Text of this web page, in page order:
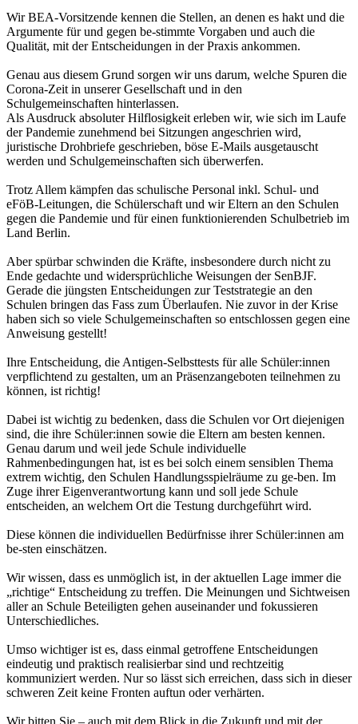
Wir BEA-Vorsitzende kennen die Stellen, an denen es hakt und die
Argumente für und gegen be-stimmte Vorgaben und auch die
Qualität, mit der Entscheidungen in der Praxis ankommen.
Genau aus diesem Grund sorgen wir uns darum, welche Spuren die
Corona-Zeit in unserer Gesellschaft und in den
Schulgemeinschaften hinterlassen.
Als Ausdruck absoluter Hilflosigkeit erleben wir, wie sich im Laufe
der Pandemie zunehmend bei Sitzungen angeschrien wird,
juristische Drohbriefe geschrieben, böse E-Mails ausgetauscht
werden und Schulgemeinschaften sich überwerfen.
Trotz Allem kämpfen das schulische Personal inkl. Schul- und
eFöB-Leitungen, die Schülerschaft und wir Eltern an den Schulen
gegen die Pandemie und für einen funktionierenden Schulbetrieb im
Land Berlin.
Aber spürbar schwinden die Kräfte, insbesondere durch nicht zu
Ende gedachte und widersprüchliche Weisungen der SenBJF.
Gerade die jüngsten Entscheidungen zur Teststrategie an den
Schulen bringen das Fass zum Überlaufen. Nie zuvor in der Krise
haben sich so viele Schulgemeinschaften so entschlossen gegen eine
Anweisung gestellt!
Ihre Entscheidung, die Antigen-Selbsttests für alle Schüler:innen
verpflichtend zu gestalten, um an Präsenzangeboten teilnehmen zu
können, ist richtig!
Dabei ist wichtig zu bedenken, dass die Schulen vor Ort diejenigen
sind, die ihre Schüler:innen sowie die Eltern am besten kennen.
Genau darum und weil jede Schule individuelle
Rahmenbedingungen hat, ist es bei solch einem sensiblen Thema
extrem wichtig, den Schulen Handlungsspielräume zu ge-ben. Im
Zuge ihrer Eigenverantwortung kann und soll jede Schule
entscheiden, an welchem Ort die Testung durchgeführt wird.
Diese können die individuellen Bedürfnisse ihrer Schüler:innen am
be-sten einschätzen.
Wir wissen, dass es unmöglich ist, in der aktuellen Lage immer die
„richtige“ Entscheidung zu treffen. Die Meinungen und Sichtweisen
aller an Schule Beteiligten gehen auseinander und fokussieren
Unterschiedliches.
Umso wichtiger ist es, dass einmal getroffene Entscheidungen
eindeutig und praktisch realisierbar sind und rechtzeitig
kommuniziert werden. Nur so lässt sich erreichen, dass sich in dieser
schweren Zeit keine Fronten auftun oder verhärten.
Wir bitten Sie – auch mit dem Blick in die Zukunft und mit der